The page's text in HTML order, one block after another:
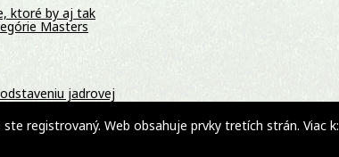
ktoré by aj tak
Masters
jadrovej
registrovaný. Web obsahuje prvky tretích strán. Viac k: